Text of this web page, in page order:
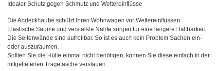
Idealer Schutz gegen Schmutz und Wettereinflüsse
Die Abdeckhaube schützt Ihren Wohnwagen vor Wettereinflüssen.
Elastische Säume und verstärkte Nähte sorgen für eine längere Haltbarkeit.
Die Seitenwände sind aufrollbar. So ist es auch kein Problem Sachen ein-
oder auszuräumen.
Sollten Sie die Hülle einmal nicht benötigen, können Sie diese einfach in der
mitgelieferten Tragetasche verstauen.